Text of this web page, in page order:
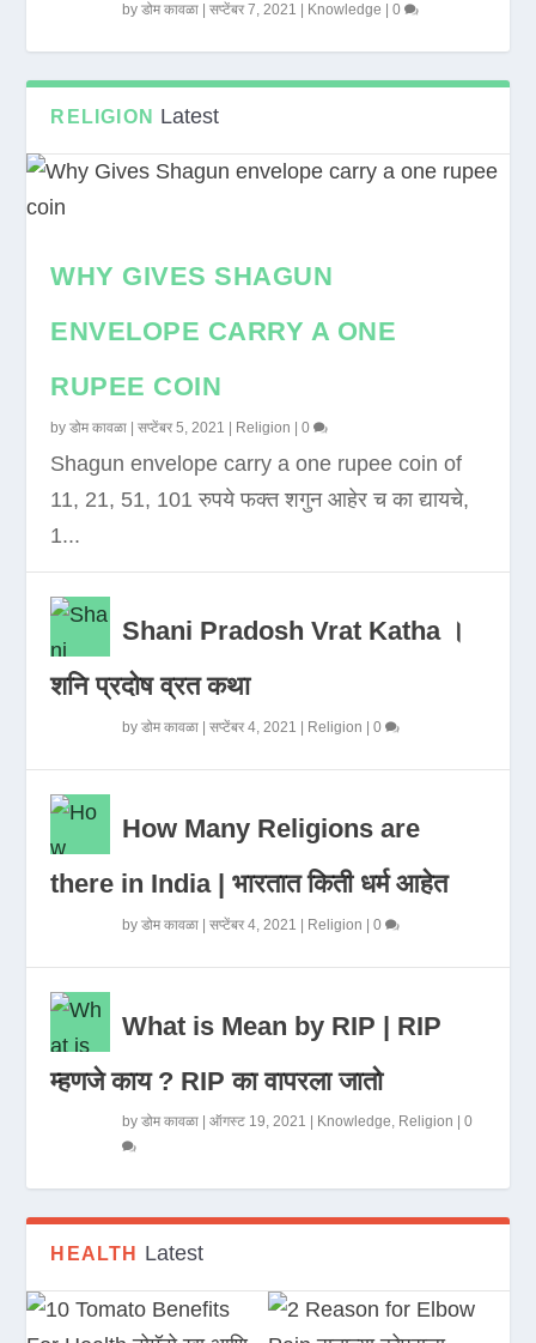
byडोम कावळा |सप्टेंबर 7, 2021 Knowledge |0
RELIGION Latest
WHY GIVES SHAGUN
ENVELOPE CARRY A ONE
RUPEE COIN
byडोम कावळा |सप्टेंबर 5, 2021 Religion |0
Shagun envelope carry a one rupee coin of
11, 21, 51, 101 रुपये फक्त शगुन आहेर च का द्यायचे,
1...
Shani Pradosh Vrat Katha ।
शनि प्रदोष व्रत कथा
byडोम कावळा |सप्टेंबर 4, 2021 Religion |0
How Many Religions are
there in India | भारतात किती धर्म आहेत
byडोम कावळा |सप्टेंबर 4, 2021 Religion |0
What is Mean by RIP | RIP
म्हणजे काय ? RIP का वापरला जातो
byडोम कावळा |ऑगस्ट 19, 2021 Knowledge, Religion |0
HEALTH Latest